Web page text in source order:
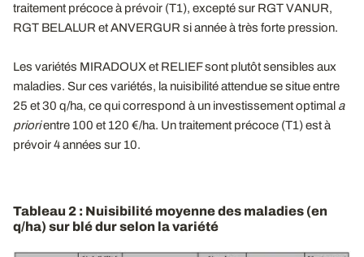
traitement précoce à prévoir (T1), excepté sur RGT VANUR,
RGT BELALUR et ANVERGUR si année à très forte pression.
Les variétés MIRADOUX et RELIEF sont plutôt sensibles aux
maladies. Sur ces variétés, la nuisibilité attendue se situe entre
25 et 30 q/ha, ce qui correspond à un investissement optimal a
priorientre 100 et 120 €/ha. Un traitement précoce (T1) est à
prévoir 4 années sur 10.
Tableau 2 : Nuisibilité moyenne des maladies (en
q/ha) sur blé dur selon la variété